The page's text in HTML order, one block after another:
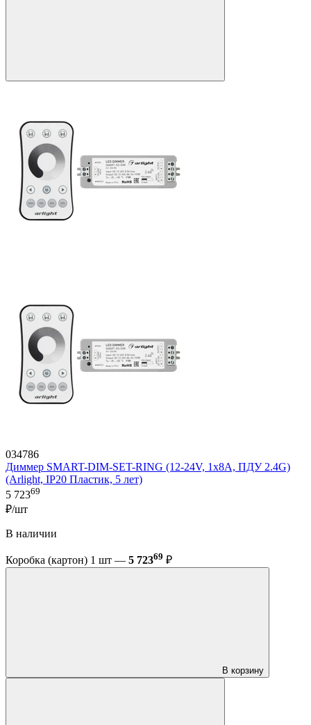
034786
Диммер SMART-DIM-SET-RING (12-24V, 1x8A, ПДУ 2.4G)
(Arlight, IP20 Пластик, 5 лет)
5 72369
₽/шт
В наличии
Коробка (картон) 1 шт — 5 72369 ₽
В корзину